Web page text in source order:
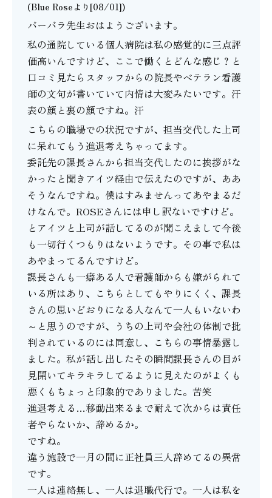
(Blue Roseより[08/01])
バーバラ先生おはようございます。
私の通院している個人病院は私の感覚的に三点評
価高いんですけど、ここで働くとどんな感じ？と
口コミ見たらスタッフからの院長やベテラン看護
師の文句が書いていて内情は大変みたいです。汗
表の顔と裏の顔ですね。汗
こちらの職場での状況ですが、担当交代した上司
に呆れてもう進退考えちゃってます。
委託先の課長さんから担当交代したのに挨拶がな
かったと聞きアイツ経由で伝えたのですが、ああ
そうなんですね。僕はすみませんってあやまるだ
けなんで。ROSEさんには申し訳ないですけど。
とアイツと上司が話してるのが聞こえまして今後
も一切行くつもりはないようです。その事で私は
あやまってるんですけど。
課長さんも一癖ある人で看護師からも嫌がられて
いる所はあり、こちらとしてもやりにくく、課長
さんの思いどおりになる人なんて一人もいないわ
～と思うのですが、うちの上司や会社の体制で批
判されているのには同意し、こちらの事情暴露し
ました。私が話し出したその瞬間課長さんの目が
見開いてキラキラしてるように見えたのがよくも
悪くもちょっと印象的でありました。苦笑
進退考える…移動出来るまで耐えて次からは責任
者やらないか、辞めるか。
ですね。
違う施設で一月の間に正社員三人辞めてるの異常
です。
一人は連絡無し、一人は退職代行で。一人は私を